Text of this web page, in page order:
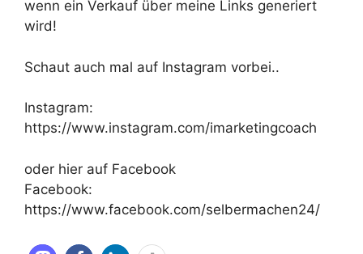
wenn ein Verkauf über meine Links generiert
wird!
Schaut auch mal auf Instagram vorbei..
Instagram:
https://www.instagram.com/imarketingcoach
oder hier auf Facebook
Facebook:
https://www.facebook.com/selbermachen24/